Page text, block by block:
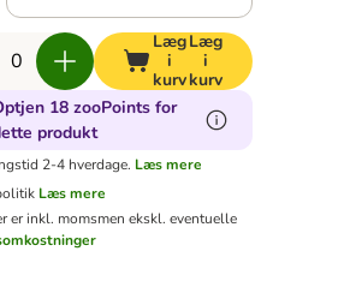
Læg
i
kurv
Læg
i
kurv
18 zooPoints for
produkt
2-4 hverdage. Læs mere
Læs mere
er inkl. momsmen ekskl. eventuelle